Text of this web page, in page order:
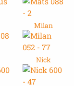
Milan
Nick